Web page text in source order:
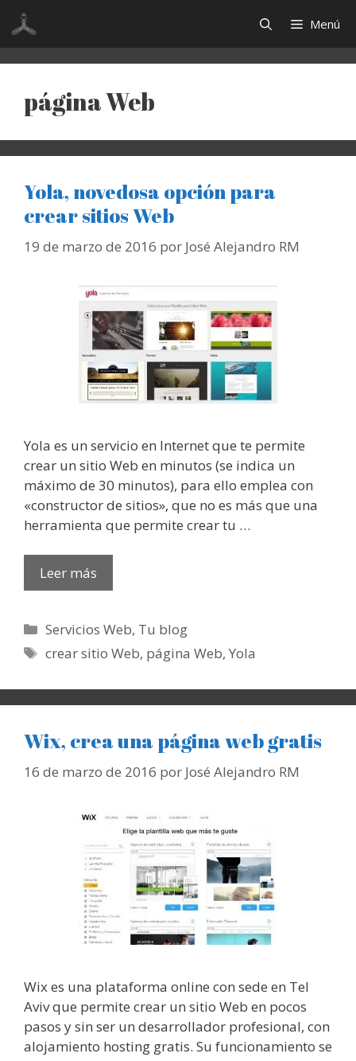
Saltar
contenido
Menú
página Web
Yola, novedosa opción para
crear sitios Web
19 de marzo de 2016 por José Alejandro RM
Yola es un servicio en Internet que te permite
crear un sitio Web en minutos (se indica un
máximo de 30 minutos), para ello emplea con
«constructor de sitios», que no es más que una
herramienta que permite crear tu …
Leer más
Categorías
Servicios Web, Tu blog
Etiquetas
crear sitio Web, página Web,Yola
Wix, crea una página web gratis
16 de marzo de 2016 por José Alejandro RM
Wix es una plataforma online con sede en Tel
Aviv que permite crear un sitio Web en pocos
pasos y sin ser un desarrollador profesional, con
alojamiento hosting gratis. Su funcionamiento se